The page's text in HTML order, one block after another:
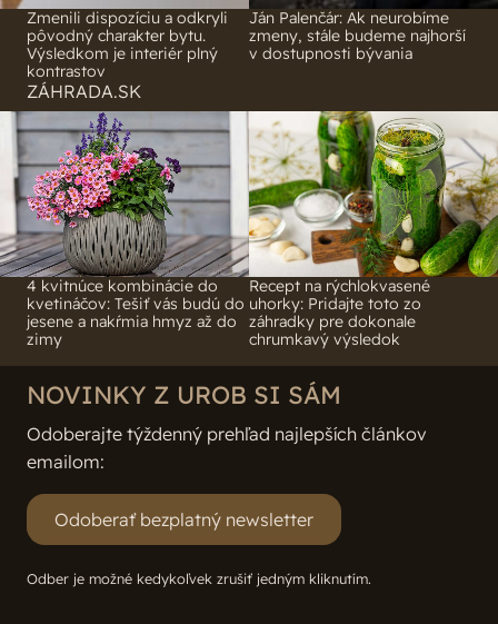
Zmenili dispozíciu a odkryli
pôvodný charakter bytu.
Výsledkom je interiér plný
kontrastov
Ján Palenčár: Ak neurobíme
zmeny, stále budeme najhorší
v dostupnosti bývania
ZÁHRADA.SK
4 kvitnúce kombinácie do
kvetináčov: Tešiť vás budú do
jesene a nakŕmia hmyz až do
zimy
Recept na rýchlokvasené
uhorky: Pridajte toto zo
záhradky pre dokonale
chrumkavý výsledok
NOVINKY Z UROB SI SÁM
Odoberajte týždenný prehľad najlepších článkov
emailom:
Odoberať bezplatný newsletter
Odber je možné kedykoľvek zrušiť jedným kliknutím.